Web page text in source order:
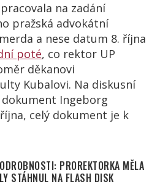
na zadání
pražská advokátní
a nese datum 8. října
poté, co rektor UP
děkanovi
Kubalovi. Na diskusní
Ingeborg
celý dokument je k
PROREKTORKA MĚLA
STÁHNUL NA FLASH DISK